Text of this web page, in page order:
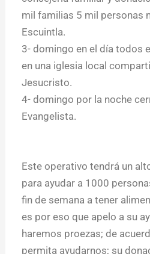
mil familias 5 mil personas
Escuintla.
3- domingo en el día todos
en una iglesia local
Jesucristo.
4- domingo por la noche
Evangelista.
Este operativo tendrá un
para ayudar a 1000
fin de semana a tener
es por eso que apelo a su
haremos proezas; de
permita ayudarnos; su